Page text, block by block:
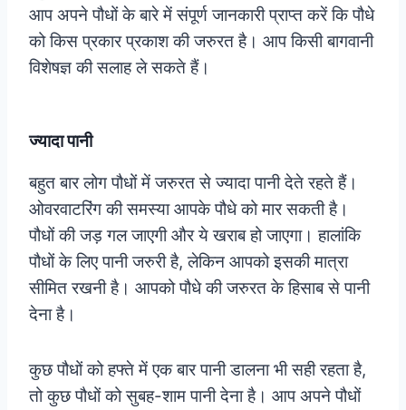
आप अपने पौधों के बारे में संपूर्ण जानकारी प्राप्त करें कि पौधे
को किस प्रकार प्रकाश की जरुरत है। आप किसी बागवानी
विशेषज्ञ की सलाह ले सकते हैं।
ज्यादा पानी
बहुत बार लोग पौधों में जरुरत से ज्यादा पानी देते रहते हैं।
ओवरवाटरिंग की समस्या आपके पौधे को मार सकती है।
पौधों की जड़ गल जाएगी और ये खराब हो जाएगा। हालांकि
पौधों के लिए पानी जरुरी है, लेकिन आपको इसकी मात्रा
सीमित रखनी है। आपको पौधे की जरुरत के हिसाब से पानी
देना है।
कुछ पौधों को हफ्ते में एक बार पानी डालना भी सही रहता है,
तो कुछ पौधों को सुबह-शाम पानी देना है। आप अपने पौधों